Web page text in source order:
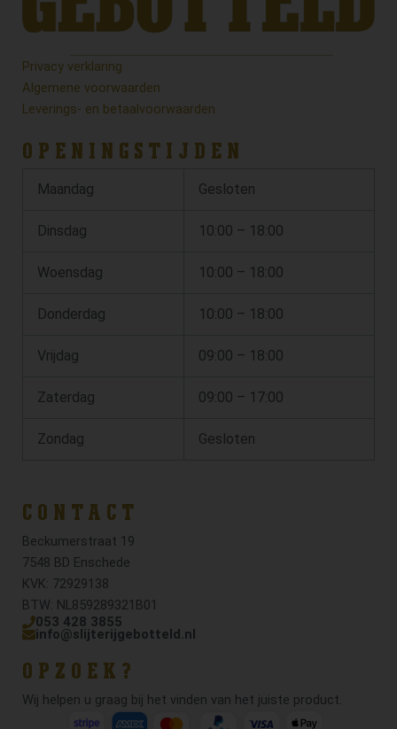
Privacy verklaring
Algemene voorwaarden
Leverings- en betaalvoorwaarden
OPENINGSTIJDEN
Maandag Gesloten
Dinsdag 10:00 – 18:00
Woensdag 10:00 – 18:00
Donderdag 10:00 – 18:00
Vrijdag 09:00 – 18:00
Zaterdag 09:00 – 17:00
Zondag Gesloten
CONTACT
Beckumerstraat 19
7548 BD Enschede
KVK: 72929138
BTW: NL859289321B01
053 428 3855
info@slijterijgebotteld.nl
OPZOEK?
Wij helpen u graag bij het vinden van het juiste product.